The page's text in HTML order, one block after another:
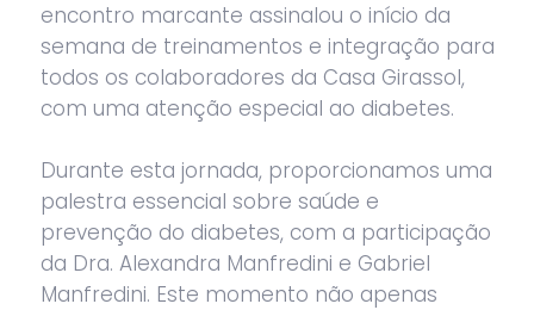
encontro marcante assinalou o início da
semana de treinamentos e integração para
todos os colaboradores da Casa Girassol,
com uma atenção especial ao diabetes.
Durante esta jornada, proporcionamos uma
palestra essencial sobre saúde e
prevenção do diabetes, com a participação
da Dra. Alexandra Manfredini e Gabriel
Manfredini. Este momento não apenas